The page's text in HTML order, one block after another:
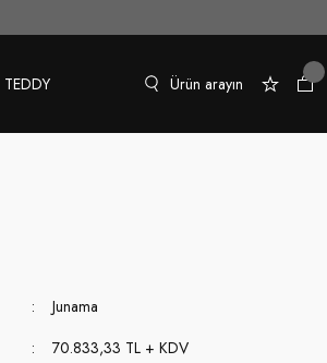
TEDDY
Junama
70.833,33 TL + KDV